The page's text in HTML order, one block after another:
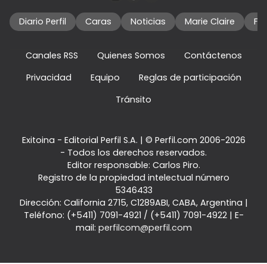
Diario Perfil Caras Noticias Marie Claire
Canales RSS Quienes Somos
Contáctenos
Privacidad
Equipo
Reglas de participación
Tránsito
Exitoina - Editorial Perfil S.A. | © Perfil.com 2006-2026
- Todos los derechos reservados.
Editor responsable: Carlos Piro.
Registro de la propiedad intelectual número
5346433
Dirección: California 2715, C1289ABI, CABA, Argentina |
Teléfono: (+5411) 7091-4921 / (+5411) 7091-4922| E-
mail: perfilcom@perfil.com